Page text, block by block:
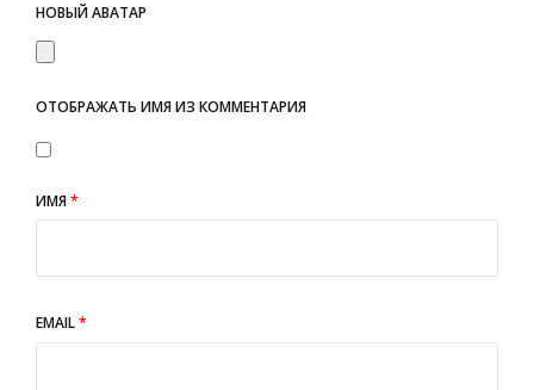
НОВЫЙ АВАТАР
ОТОБРАЖАТЬ ИМЯ ИЗ КОММЕНТАРИЯ
ИМЯ*
EMAIL*